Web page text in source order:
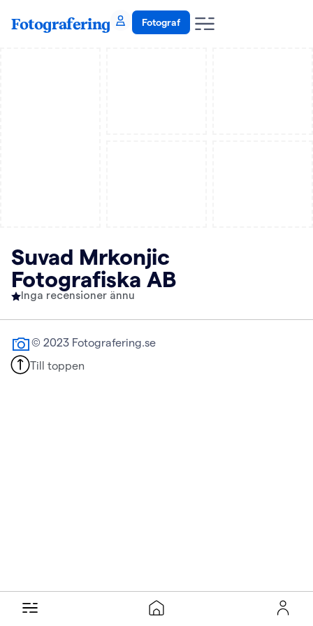
Fotografering Fotograf
Suvad Mrkonjic
Fotografiska AB
Inga recensioner ännu
© 2023 Fotografering.se
Till toppen